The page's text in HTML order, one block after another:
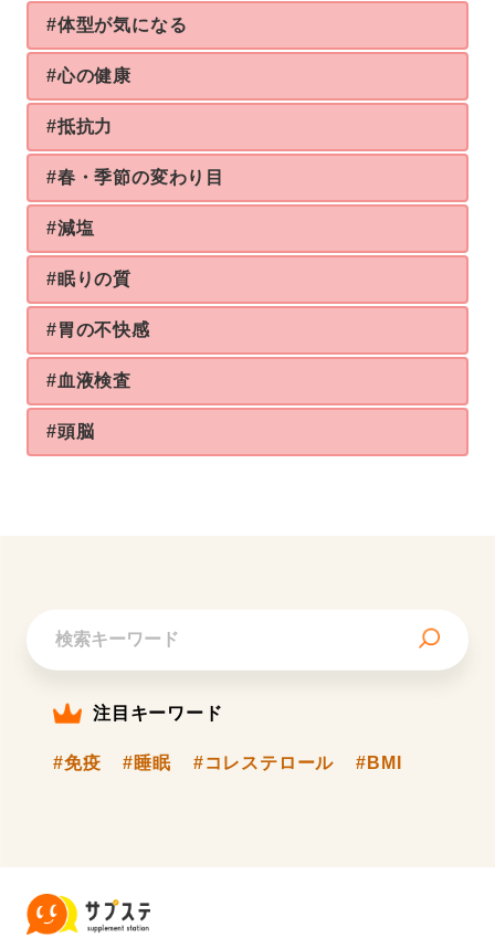
#体型が気になる
#心の健康
#抵抗力
#春・季節の変わり目
#減塩
#眠りの質
#胃の不快感
#血液検査
#頭脳
注目キーワード
#免疫 #睡眠 #コレステロール #BMI